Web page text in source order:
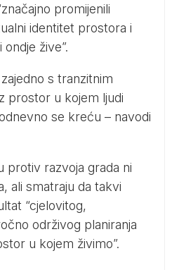
promijenili
identitet prostora i
žive”.
s tranzitnim
prostor u kojem ljudi
se kreću – navodi
protiv razvoja grada ni
ali smatraju da takvi
“cjelovitog,
održivog planiranja
u kojem živimo”.